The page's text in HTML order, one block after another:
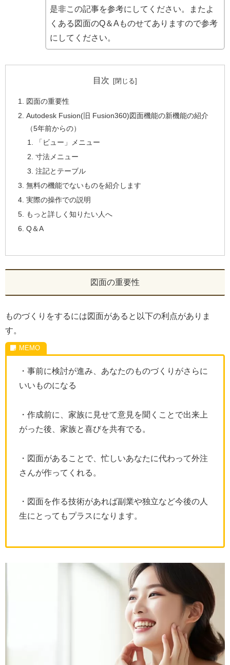
是非この記事を参考にしてください。またよ
くある図面のQ＆Aものせてありますので参考
にしてください。
目次
図面の重要性
Autodesk Fusion(旧 Fusion360)図面機能の新機能の紹介
（5年前からの）
「ビュー」メニュー
寸法メニュー
注記とテーブル
無料の機能でないものを紹介します
実際の操作での説明
もっと詳しく知りたい人へ
Q＆A
図面の重要性
ものづくりをするには図面があると以下の利点がありま
す。
・事前に検討が進み、あなたのものづくりがさらに
いいものになる
・作成前に、家族に見せて意見を聞くことで出来上
がった後、家族と喜びを共有でる。
・図面があることで、忙しいあなたに代わって外注
さんが作ってくれる。
・図面を作る技術があれば副業や独立など今後の人
生にとってもプラスになります。